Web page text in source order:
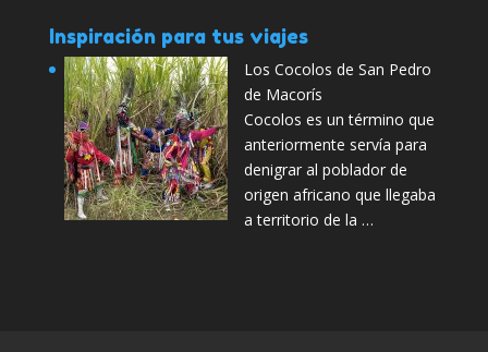
Inspiración para tus viajes
Los Cocolos de San Pedro
de Macorís
Cocolos es un término que
anteriormente servía para
denigrar al poblador de
origen africano que llegaba
a territorio de la …